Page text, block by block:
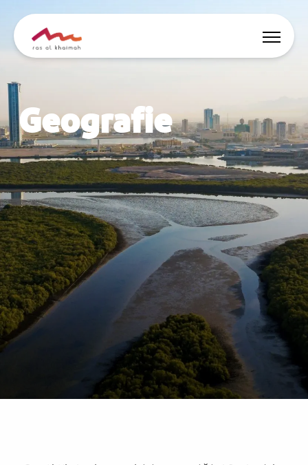
Nechte se inspirovat
Co dělat
Naplánujte si výlet
🇨🇿 CS Události
Geografie